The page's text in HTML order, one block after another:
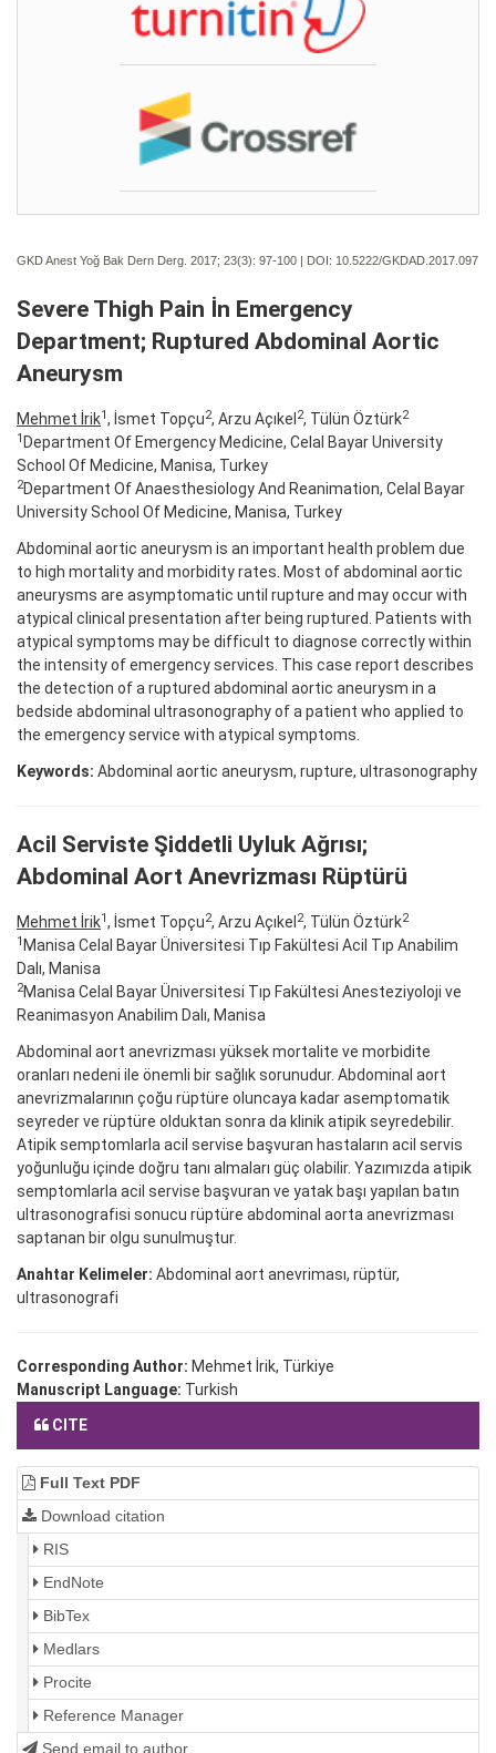
GKD Anest Yoğ Bak Dern Derg. 2017; 23(3): 97-100 | DOI: 10.5222/GKDAD.2017.097
Severe Thigh Pain İn Emergency
Department; Ruptured Abdominal Aortic
Aneurysm
Mehmet İrik1, İsmet Topçu2, Arzu Açıkel 2, Tülün Öztürk2
1 Department Of Emergency Medicine, Celal Bayar University
School Of Medicine, Manisa, Turkey
2Department Of Anaesthesiology And Reanimation, Celal Bayar
University School Of Medicine, Manisa, Turkey
Abdominal aortic aneurysm is an important health problem due
to high mortality and morbidity rates. Most of abdominal aortic
aneurysms are asymptomatic until rupture and may occur with
atypical clinical presentation after being ruptured. Patients with
atypical symptoms may be difficult to diagnose correctly within
the intensity of emergency services. This case report describes
the detection of a ruptured abdominal aortic aneurysm in a
bedside abdominal ultrasonography of a patient who applied to
the emergency service with atypical symptoms.
Keywords: Abdominal aortic aneurysm, rupture, ultrasonography
Acil Serviste Şiddetli Uyluk Ağrısı;
Abdominal Aort Anevrizması Rüptürü
Mehmet İrik1, İsmet Topçu2, Arzu Açıkel 2, Tülün Öztürk2
1 Manisa Celal Bayar Üniversitesi Tıp Fakültesi Acil Tıp Anabilim
Dalı, Manisa
2Manisa Celal Bayar Üniversitesi Tıp Fakültesi Anesteziyoloji ve
Reanimasyon Anabilim Dalı, Manisa
Abdominal aort anevrizması yüksek mortalite ve morbidite
oranları nedeni ile önemli bir sağlık sorunudur. Abdominal aort
anevrizmalarının çoğu rüptüre oluncaya kadar asemptomatik
seyreder ve rüptüre olduktan sonra da klinik atipik seyredebilir.
Atipik semptomlarla acil servise başvuran hastaların acil servis
yoğunluğu içinde doğru tanı almaları güç olabilir. Yazımızda atipik
semptomlarla acil servise başvuran ve yatak başı yapılan batın
ultrasonografisi sonucu rüptüre abdominal aorta anevrizması
saptanan bir olgu sunulmuştur.
Anahtar Kelimeler: Abdominal aort anevriması, rüptür,
ultrasonografi
Corresponding Author: Mehmet İrik, Türkiye
Manuscript Language: Turkish
CITE
Full Text PDF
Download citation
RIS
EndNote
BibTex
Medlars
Procite
Reference Manager
Send email to author